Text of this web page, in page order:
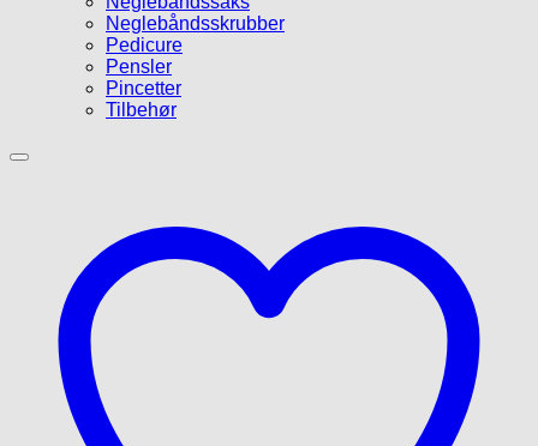
Neglebåndsskrubber
Pedicure
Pensler
Pincetter
Tilbehør